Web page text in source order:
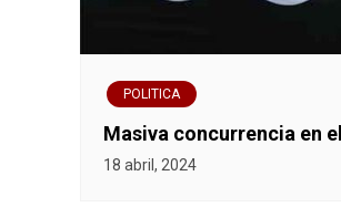
POLITICA
Masiva concurrencia en
18 abril, 2024